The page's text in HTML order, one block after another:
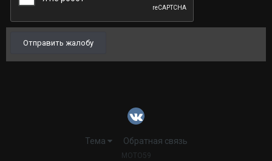
Отправить жалобу
Тема Обратная связь
MOTO59